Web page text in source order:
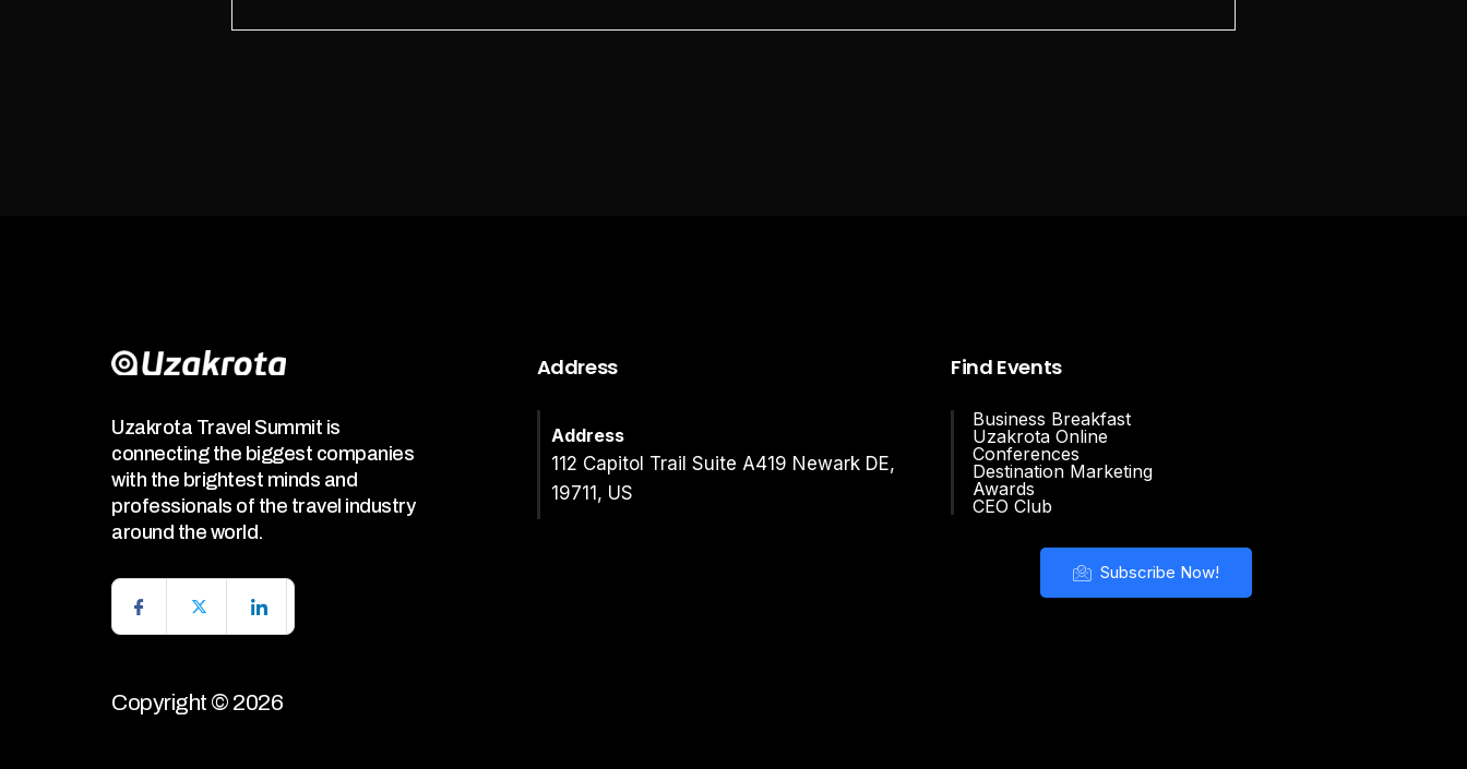
Uzakrota Travel Summit is
connecting the biggest companies
with the brightest minds and
professionals of the travel industry
around the world.
Copyright © 2026
Address
Address
112 Capitol Trail Suite A419 Newark DE,
19711, US
Find Events
Business Breakfast
Uzakrota Online
Conferences
Destination Marketing
Awards
CEO Club
Subscribe Now!